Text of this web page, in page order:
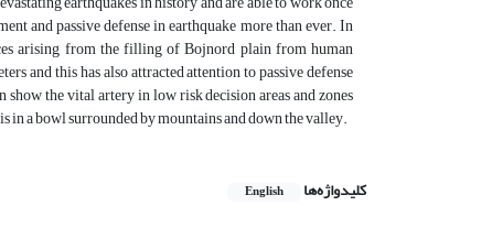
and passive defense in earthquake more than ever. In
arising from the filling of Bojnord plain from human
and this has also attracted attention to passive defense
the vital artery in low risk decision areas and zones
a bowl surrounded by mountains and down the valley.
کلیدواژه‌ها English